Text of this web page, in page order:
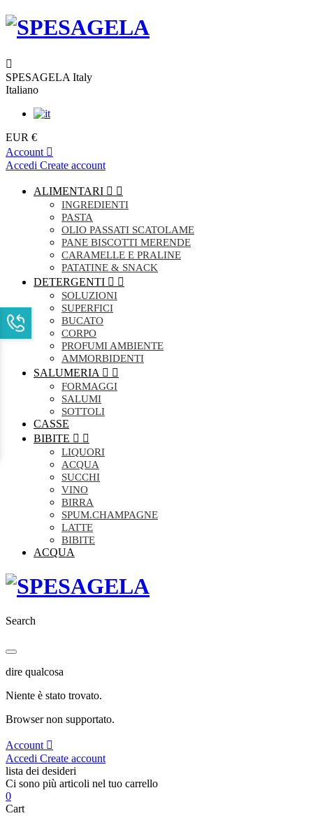
SPESAGELA Italy
Italiano
EUR €
Account
Accedi Create account
ALIMENTARI  
INGREDIENTI
PASTA
OLIO PASSATI SCATOLAME
PANE BISCOTTI MERENDE
CARAMELLE E PRALINE
PATATINE & SNACK
DETERGENTI  
SOLUZIONI
SUPERFICI
BUCATO
CORPO
PROFUMI AMBIENTE
AMMORBIDENTI
SALUMERIA  
FORMAGGI
SALUMI
SOTTOLI
CASSE
BIBITE  
LIQUORI
ACQUA
SUCCHI
VINO
BIRRA
SPUM.CHAMPAGNE
LATTE
BIBITE
ACQUA
Search
dire qualcosa
Niente è stato trovato.
Browser non supportato.
Account
Accedi Create account
lista dei desideri
Ci sono più articoli nel tuo carrello
0
Cart